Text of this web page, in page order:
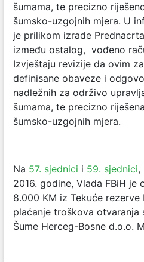
šumama, te precizno
šumsko-uzgojnih mjera. U
je prilikom izrade
između ostalog, vođeno
Izvještaju revizije da ovim
definisane obaveze i
nadležnih za održivo
šumama, te precizno
šumsko-uzgojnih mjera.
Na 57. sjednici i 59. sjednici,
2016. godine, Vlada FBiH je
8.000 KM iz Tekuće
plaćanje troškova otvaranja
Šume Herceg-Bosne d.o.o.